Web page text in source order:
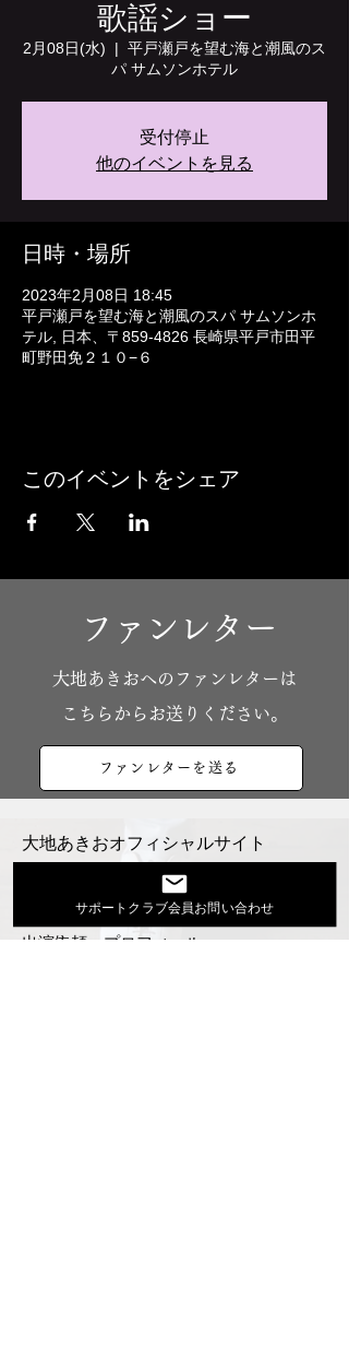
歌謡ショー
2月08日(水)
  |
平戸瀬戸を望む海と潮風のス
パ サムソンホテル
受付停止
他のイベントを見る
日時・場所
2023年2月08日 18:45
平戸瀬戸を望む海と潮風のスパ サムソンホ
テル, 日本、〒859-4826 長崎県平戸市田平
町野田免２１０−６
このイベントをシェア
ファンレター
​大地あきおへのファンレターは
こちらからお送りください。
ファンレターを送る
大地あきおオフィシャルサイト
活動スケジュール
出演依頼・プロフィール
サポートクラブ会員お問い合わせ